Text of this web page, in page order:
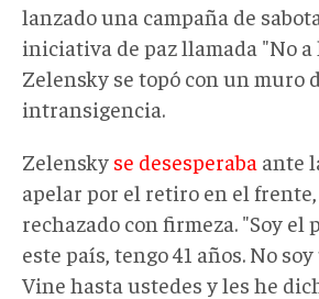
lanzado una campaña de
iniciativa de paz llamada "No
Zelensky se topó con un muro
intransigencia.
Zelensky se desesperaba ante
apelar por el retiro en el
rechazado con firmeza. "Soy el
este país, tengo 41 años. No
Vine hasta ustedes y les he